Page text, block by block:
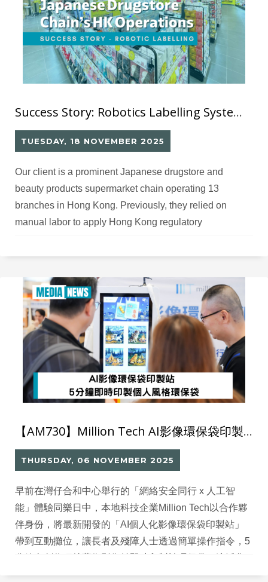
Success Story: Robotics Labelling System (12) for Japanese Drugstore Chain’s Hong Kong Operations
TUESDAY, 18 NOVEMBER 2025
Our client is a prominent Japanese drugstore and
beauty products supermarket chain operating 13
branches in Hong Kong. Previously, they relied on
manual labor to apply Hong Kong regulatory
pharmaceutical products. The time-consuming manual
operations, delaying product availability in retail stores
and impacting sales performance.
【AM730】Million Tech AI影像環保袋印製站 5分鐘即時印製個人風格環保袋
THURSDAY, 06 NOVEMBER 2025
早前在灣仔合和中心舉行的「網絡安全同行 x 人工智
能」體驗同樂日中，本地科技企業Million Tech以合作夥
伴身份，將最新開發的「AI個人化影像環保袋印製站」
帶到互動攤位，讓長者及殘障人士透過簡單操作指令，5
AI概念，更促進數碼無障礙，呼應活動主題——提升弱